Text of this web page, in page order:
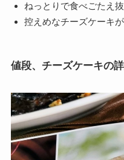
ねっとりで食べごたえ
控えめなチーズケーキ
値段、チーズケーキの